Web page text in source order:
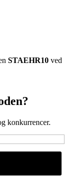
STAEHR10 ved
konkurrencer.